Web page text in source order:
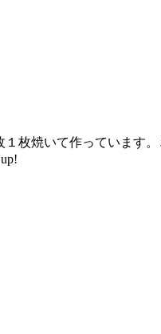
枚焼いて作っています